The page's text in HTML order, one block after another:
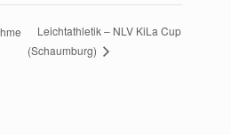
Leichtathletik – NLV KiLa Cup
(Schaumburg)